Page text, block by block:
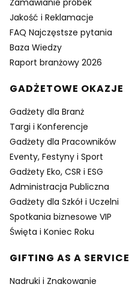
Zamawianie próbek
Jakość i Reklamacje
FAQ Najczęstsze pytania
Baza Wiedzy
Raport branżowy 2026
GADŻETOWE OKAZJE
Gadżety dla Branż
Targi i Konferencje
Gadżety dla Pracowników
Eventy, Festyny i Sport
Gadżety Eko, CSR i ESG
Administracja Publiczna
Gadżety dla Szkół i Uczelni
Spotkania biznesowe VIP
Święta i Koniec Roku
GIFTING AS A SERVICE
Nadruki i Znakowanie